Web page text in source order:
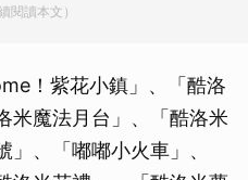
閱讀本文）
！紫花小鎮」、「酷洛
米魔法月台」、「酷洛米
、「嘟嘟小火車」、